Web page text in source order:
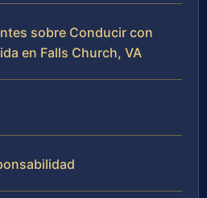
sobre Conducir con
en Falls Church, VA